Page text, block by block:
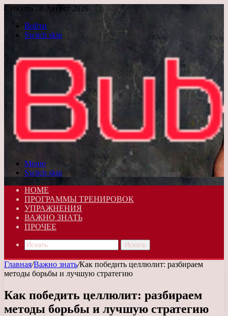
Суббота , 8 Август 2026
Войти
Switch skin
Меню
Switch skin
HOME
ПРОГРАММЫ ТРЕНИРОВОК
УПРАЖНЕНИЯ
ВАЖНО ЗНАТЬ
ПРОЧЕЕ
Искать
Главная/Важно знать/Как победить целлюлит: разбираем
методы борьбы и лучшую стратегию
Как победить целлюлит: разбираем
методы борьбы и лучшую стратегию